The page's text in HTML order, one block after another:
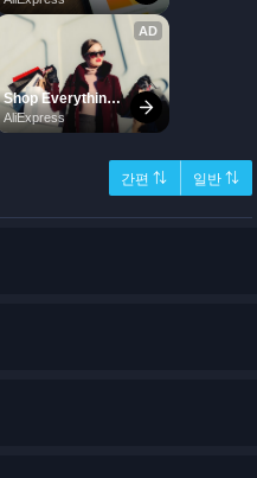
간편 ⇅ 일반 ⇅